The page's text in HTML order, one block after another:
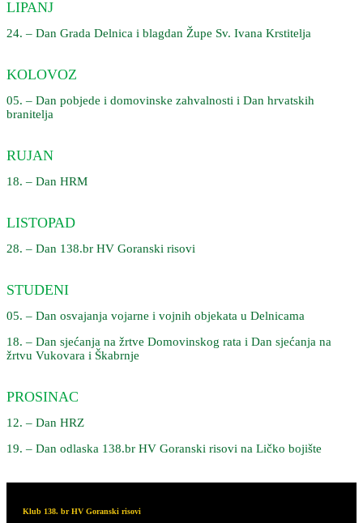
LIPANJ
24. – Dan Grada Delnica i blagdan Župe Sv. Ivana Krstitelja
KOLOVOZ
05. – Dan pobjede i domovinske zahvalnosti i Dan hrvatskih
branitelja
RUJAN
18. – Dan HRM
LISTOPAD
28. – Dan 138.br HV Goranski risovi
STUDENI
05. – Dan osvajanja vojarne i vojnih objekata u Delnicama
18. – Dan sjećanja na žrtve Domovinskog rata i Dan sjećanja na
žrtvu Vukovara i Škabrnje
PROSINAC
12. – Dan HRZ
19. – Dan odlaska 138.br HV Goranski risovi na Ličko bojište
Klub 138. br HV Goranski risovi